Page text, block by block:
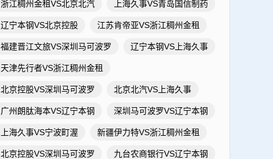
浙江稠州金租VS北京北汽 上海久事VS青岛国信制药
辽宁本钢VS北京控股 江苏肯帝亚VS浙江稠州金租
福建晋江文旅VS深圳马可波罗 辽宁本钢VS上海久事
天津先行者VS浙江稠州金租
北京控股VS深圳马可波罗 北京北汽VS上海久事
广州朗肽海本VS辽宁本钢 深圳马可波罗VS辽宁本钢
上海久事VS宁波町渥 新疆伊力特VS浙江稠州金租
北京控股VS深圳马可波罗 九台农商银行VS辽宁本钢